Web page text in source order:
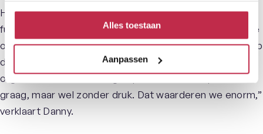
Alles toestaan
Aanpassen
Hoewel het huidige systeem naar volle tevredenheid
functioneert, staat van De Zaag open voor toekomstige
ontwikkelingen, waaronder de mogelijke inzet van AI. Op
dit moment sluit dit echter nog niet volledig aan bij de
organisatie. “Toekomstige optimalisatie bespreken we
graag, maar wel zonder druk. Dat waarderen we enorm,”
verklaart Danny.